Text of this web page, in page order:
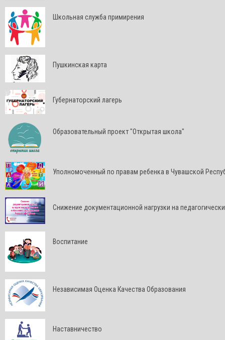
Школьная служба примирения
Пушкинская карта
Губернаторский лагерь
Образовательный проект "Открытая школа"
Уполномоченный по правам ребенка в Чувашской
Снижение документационной нагрузки на
Воспитание
Независимая Оценка Качества Образования
Наставничество